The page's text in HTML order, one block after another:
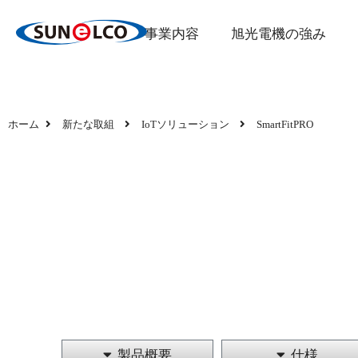
事業内容 旭光電機の強み
ホーム 新たな取組 IoTソリューション SmartFitPRO
製品概要 仕様